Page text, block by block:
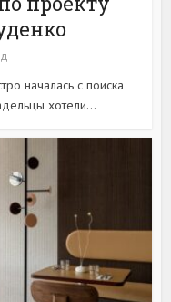
началась с поиска
хотели...